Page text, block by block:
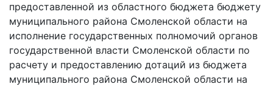
предоставленной из областного бюджета бюджету
муниципального района Смоленской области на
исполнение государственных полномочий органов
государственной власти Смоленской области по
расчету и предоставлению дотаций из бюджета
муниципального района Смоленской области на